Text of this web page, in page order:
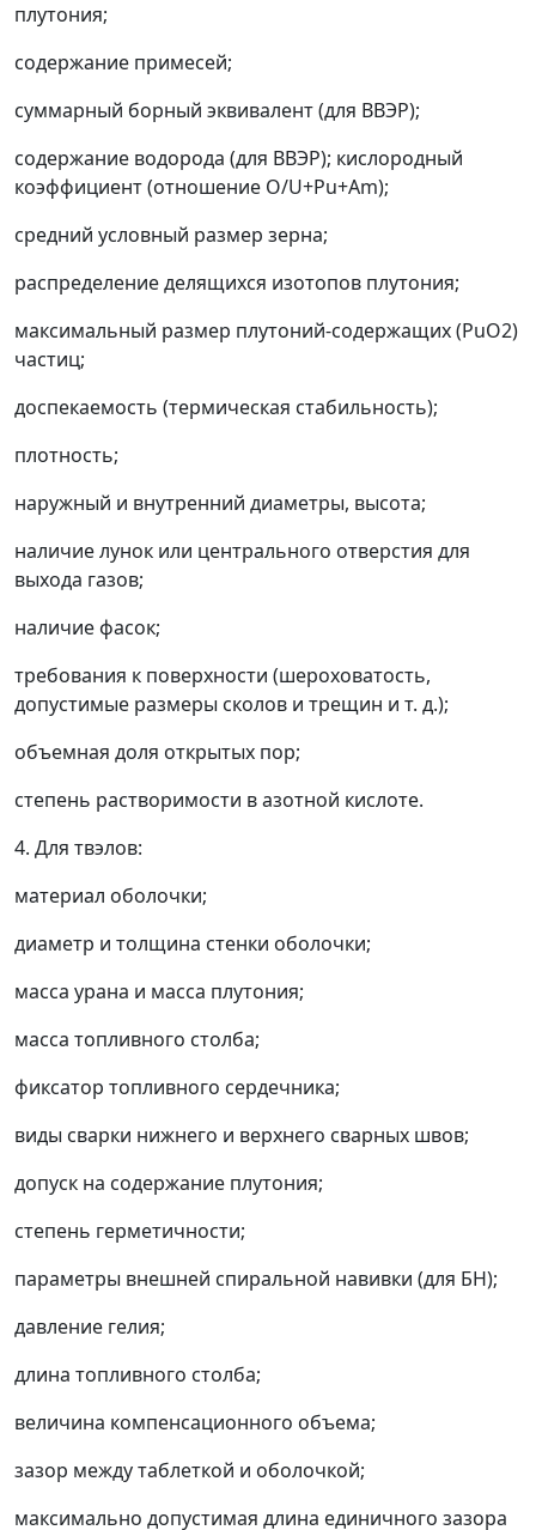
плутония;
содержание примесей;
суммарный борный эквивалент (для ВВЭР);
содержание водорода (для ВВЭР); кислородный
коэффициент (отношение O/U+Pu+Am);
средний условный размер зерна;
распределение делящихся изотопов плутония;
максимальный размер плутоний-содержащих (РuО2)
частиц;
доспекаемость (термическая стабильность);
плотность;
наружный и внутренний диаметры, высота;
наличие лунок или центрального отверстия для
выхода газов;
наличие фасок;
требования к поверхности (шероховатость,
допустимые размеры сколов и трещин и т. д.);
объемная доля открытых пор;
степень растворимости в азотной кислоте.
4. Для твэлов:
материал оболочки;
диаметр и толщина стенки оболочки;
масса урана и масса плутония;
масса топливного столба;
фиксатор топливного сердечника;
виды сварки нижнего и верхнего сварных швов;
допуск на содержание плутония;
степень герметичности;
параметры внешней спиральной навивки (для БН);
давление гелия;
длина топливного столба;
величина компенсационного объема;
зазор между таблеткой и оболочкой;
максимально допустимая длина единичного зазора